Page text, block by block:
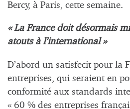
Bercy, à Paris, cette semaine.
« La France doit désormais
atouts à l’international »
D’abord un satisfecit pour la
entreprises, qui seraient en
conformité aux standards
« 60 % des entreprises